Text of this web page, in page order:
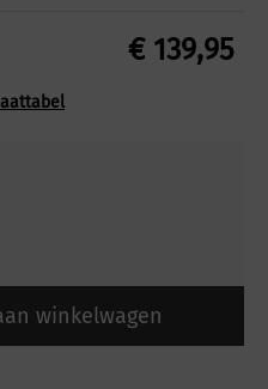
€139,95
winkelwagen